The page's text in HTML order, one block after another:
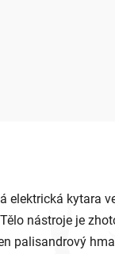
elektrická kytara
nástroje je
palisandrový